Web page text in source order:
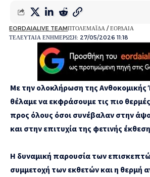
ΤΕΛΕΥΤΑΙΑ ΕΝΗΜΕΡΩΣΗ: 27/05/2026 11:18
EORDAIALIVE TEAMΠΤΟΛΕΜΑΪΔΑ / ΕΟΡΔΑΙΑ
Με την ολοκλήρωση της
θέλαμε να εκφράσουμε τις πιο
προς όλους όσοι συνέβαλαν στην
και στην επιτυχία της φετινής
Η δυναμική παρουσία των
συμμετοχή των εκθετών και η θερμή